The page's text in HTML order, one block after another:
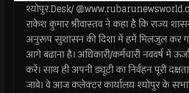
श्योपुर.Desk/
राकेश कुमार श्रीवास्तव ने कहा है कि राज्य
अनुरूप सुशासन की दिशा में हमें मिलजुल कर
आगे बढाना है। अधिकारी/कर्मचारी नववर्ष में
करें। साथ ही अपनी ड्यूटी का निर्वहन पूरी
जावे। वे आज कलेक्टर कार्यालय श्योपुर के